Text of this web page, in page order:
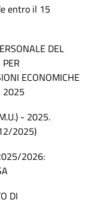
entro il 15
DEL
ECONOMICHE
2025
- 2025.
2025)
2026:
DI